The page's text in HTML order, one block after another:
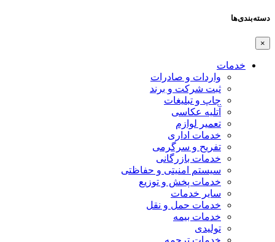
دسته‌بندی‌ها
×
خدمات
واردات و صادرات
ثبت شرکت و برند
چاپ و تبلیغات
آتلیه عکاسی
تعمیر لوازم
خدمات اداری
تفریح و سرگرمی
خدمات بازرگانی
سیستم امنیتی و حفاظتی
خدمات پخش و توزیع
سایر خدمات
خدمات حمل و نقل
خدمات بیمه
تولیدی